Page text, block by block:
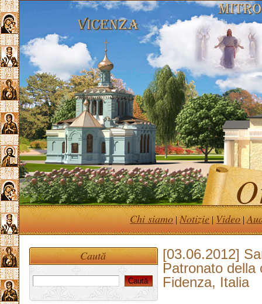
Chi siamo |Notizie | Video |
[03.06.2012]
Patronato della
Fidenza, Italia
Caută